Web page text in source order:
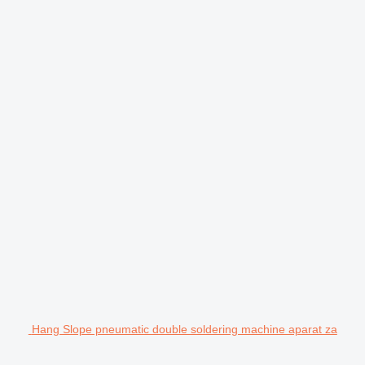
Hang Slope pneumatic double soldering machine aparat za